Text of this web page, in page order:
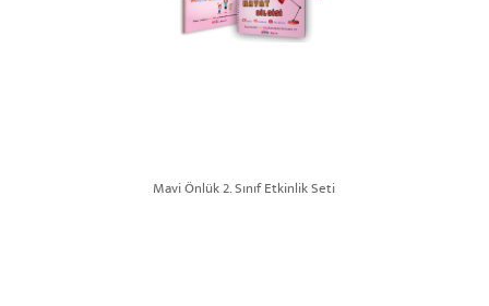
Mavi Önlük 2. Sınıf Etkinlik Seti